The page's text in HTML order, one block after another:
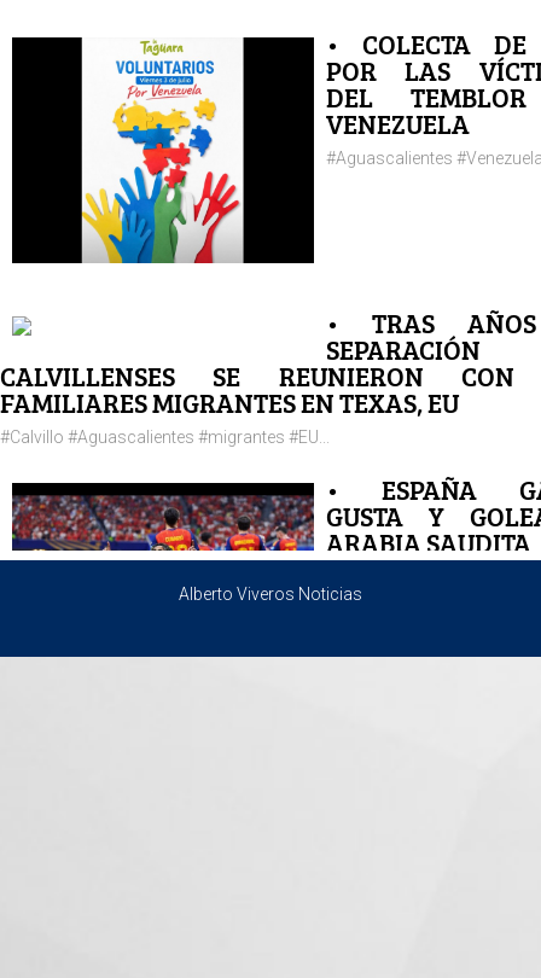
• COLECTA DE
POR LAS
DEL
VENEZUELA
#Aguascalientes
• TRAS
SEPARACIÓN
CALVILLENSES SE REUNIERON CON
FAMILIARES MIGRANTES EN TEXAS, EU
#Calvillo #Aguascalientes #migrantes #EU...
• ESPAÑA
GUSTA Y
ARABIA SAUDITA
Alberto Viveros Noticias